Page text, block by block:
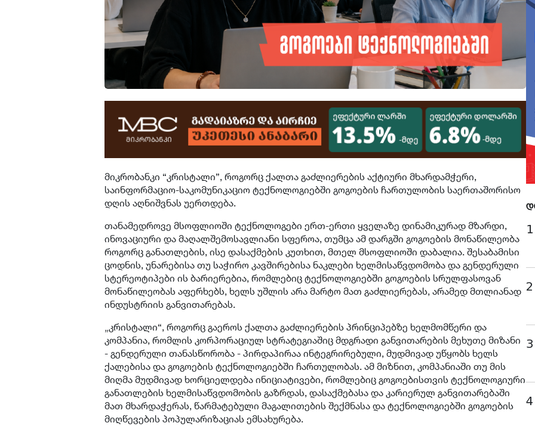
მიკრობანკი “კრისტალი”, როგორც ქალთა გაძლიერების აქტიური მხარდამჭერი,
საინფორმაციო-საკომუნიკაციო ტექნოლოგიებში გოგოების ჩართულობის საერთაშორისო
დღის აღნიშვნას უერთდება.
თანამედროვე მსოფლიოში ტექნოლოგები ერთ-ერთი ყველაზე დინამიკურად მზარდი,
ინოვაციური და მაღალშემოსავლიანი სფეროა, თუმცა ამ დარგში გოგოების მონაწილეობა
როგორც განათლების, ისე დასაქმების კუთხით, მთელ მსოფლიოში დაბალია. შესაბამისი
ცოდნის, უნარებისა თუ საჭირო კავშირებისა ნაკლები ხელმისაწვდომობა და გენდერული
სტერეოტიპები ის ბარიერებია, რომლებიც ტექნოლოგიებში გოგოების სრულფასოვან
მონაწილეობას აფერხებს, ხელს უშლის არა მარტო მათ გაძლიერებას, არამედ მთლიანად
ინდუსტრიის განვითარებას.
„კრისტალი“, როგორც გაეროს ქალთა გაძლიერების პრინციპებზე ხელმომწერი და
კომპანია, რომლის კორპორაციულ სტრატეგიაშიც მდგრადი განვითარების მეხუთე მიზანი
- გენდერული თანასწორობა - პირდაპირაა ინტეგრირებული, მუდმივად უწყობს ხელს
ქალებისა და გოგოების ტექნოლოგიებში ჩართულობას. ამ მიზნით, კომპანიაში თუ მის
მიღმა მუდმივად ხორციელდება ინიციატივები, რომლებიც გოგოებისთვის ტექნოლოგიური
განათლების ხელმისაწვდომობის გაზრდას, დასაქმებასა და კარიერულ განვითარებაში
მათ მხარდაჭერას, წარმატებული მაგალითების შექმნასა და ტექნოლოგიებში გოგოების
მიღწევების პოპულარიზაციას ემსახურება.
1
2
3
4